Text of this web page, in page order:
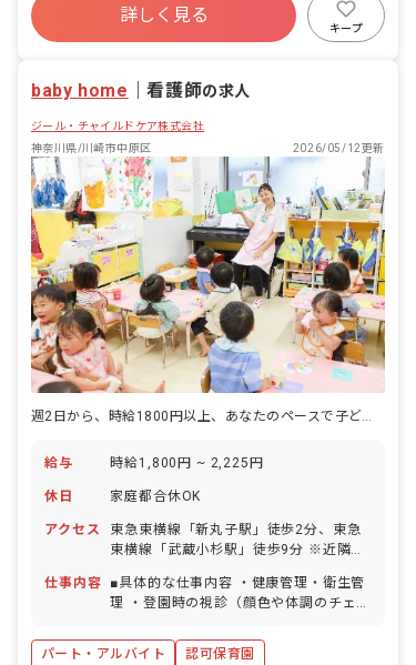
寮・住宅・家賃補助あり
社会保険完備
詳しく見る
キープ
baby home ｜看護師の求人
ジール・チャイルドケア株式会社
神奈川県/川崎市中原区
2026/05/12更新
週2日から、時給1800円以上、あなたのペースで子どもを守る仕事。
給与 時給1,800円 ~ 2,225円
休日 家庭都合休OK
アクセス
東急東横線「新丸子駅」徒歩2分、東急
東横線「武蔵小杉駅」徒歩9分 ※近隣に
にショッピングも楽しめます！新丸子駅
付近には、商店街や銀行があり普段の買
仕事内容
■具体的な仕事内容 ・健康管理・衛生管
理 ・登園時の視診（顔色や体調のチェッ
置、受診判断 ・各種資料作成 ・園内の
パート・アルバイト
認可保育園